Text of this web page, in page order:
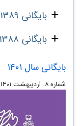
بایگانی 1389
بایگانی 1388
بایگانی سال 1401
شماره ۸. اردیبهشت ۱۴۰۱